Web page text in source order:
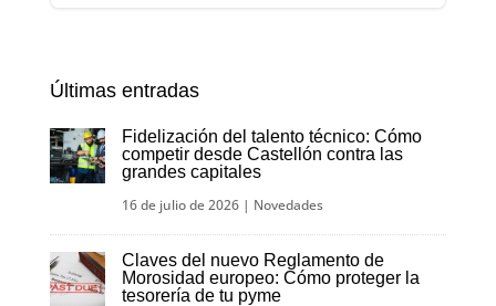
Últimas entradas
Fidelización del talento técnico: Cómo
competir desde Castellón contra las
grandes capitales
16 de julio de 2026| Novedades
Claves del nuevo Reglamento de
Morosidad europeo: Cómo proteger la
tesorería de tu pyme